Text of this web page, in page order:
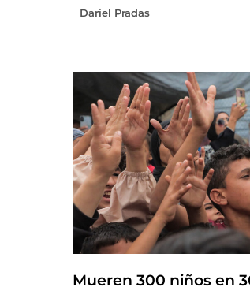
Dariel Pradas
Mueren 300 niños en